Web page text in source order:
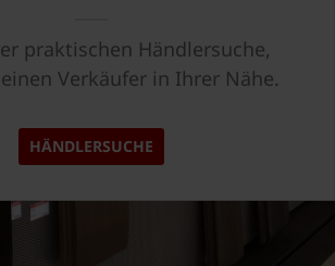
praktischen Händlersuche,
Verkäufer in Ihrer Nähe.
HÄNDLERSUCHE